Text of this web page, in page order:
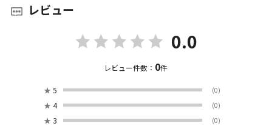
レビュー
0.0
レビュー件数： 0件
★ 5 (0)
★ 4 (0)
★ 3 (0)